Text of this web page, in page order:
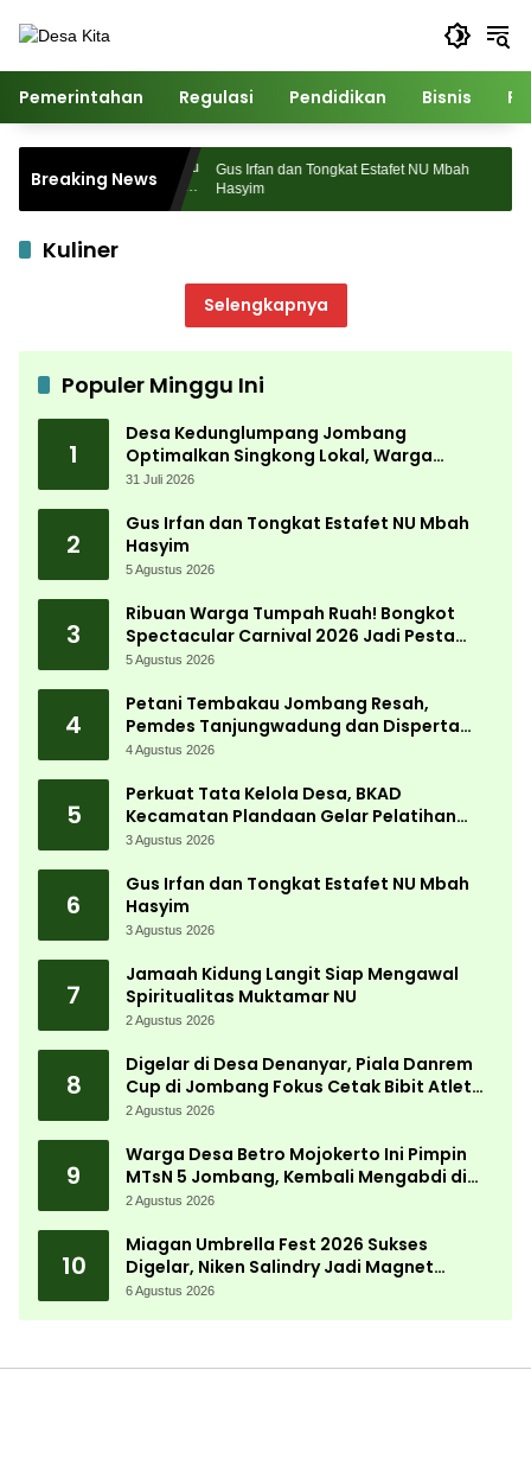
Pemerintahan Regulasi Pendidikan Bisnis
Breaking News
Digelar,
Gus Irfan dan Tongkat Estafet NU Mbah
Hasyim
Kuliner
Selengkapnya
Populer Minggu Ini
1
Desa Kedunglumpang Jombang
Optimalkan Singkong Lokal, Warga
Diajari Produksi Tepung Mocaf
31 Juli 2026
2
Gus Irfan dan Tongkat Estafet NU Mbah
Hasyim
5 Agustus 2026
3
Ribuan Warga Tumpah Ruah! Bongkot
Spectacular Carnival 2026 Jadi Pesta
Kemerdekaan Terbesar di Peterongan
5 Agustus 2026
4
Petani Tembakau Jombang Resah,
Pemdes Tanjungwadung dan Disperta
Bergerak Cepat
4 Agustus 2026
5
Perkuat Tata Kelola Desa, BKAD
Kecamatan Plandaan Gelar Pelatihan
Aparatur Pemdes
3 Agustus 2026
6
Gus Irfan dan Tongkat Estafet NU Mbah
Hasyim
3 Agustus 2026
7
Jamaah Kidung Langit Siap Mengawal
Spiritualitas Muktamar NU
2 Agustus 2026
8
Digelar di Desa Denanyar, Piala Danrem
Cup di Jombang Fokus Cetak Bibit Atlet
Menembak Berprestasi
2 Agustus 2026
9
Warga Desa Betro Mojokerto Ini Pimpin
MTsN 5 Jombang, Kembali Mengabdi di
Almamater
2 Agustus 2026
10
Miagan Umbrella Fest 2026 Sukses
Digelar, Niken Salindry Jadi Magnet
Ribuan Pengunjung
6 Agustus 2026